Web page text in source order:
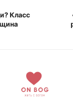
Класс